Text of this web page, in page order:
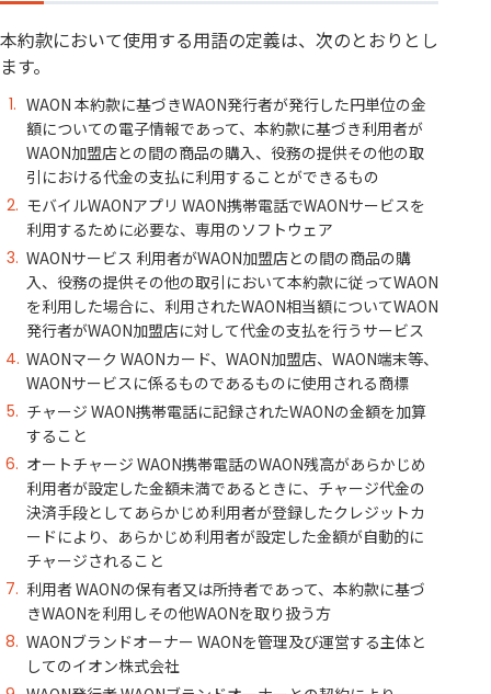
本約款において使用する用語の定義は、次のとおりとし
ます。
WAON 本約款に基づきWAON発行者が発行した円単位の金
額についての電子情報であって、本約款に基づき利用者が
WAON加盟店との間の商品の購入、役務の提供その他の取
引における代金の支払に利用することができるもの
モバイルWAONアプリ WAON携帯電話でWAONサービスを
利用するために必要な、専用のソフトウェア
WAONサービス 利用者がWAON加盟店との間の商品の購
入、役務の提供その他の取引において本約款に従ってWAON
を利用した場合に、利用されたWAON相当額についてWAON
発行者がWAON加盟店に対して代金の支払を行うサービス
WAONマーク WAONカード、WAON加盟店、WAON端末等、
WAONサービスに係るものであるものに使用される商標
チャージ WAON携帯電話に記録されたWAONの金額を加算
すること
オートチャージ WAON携帯電話のWAON残高があらかじめ
利用者が設定した金額未満であるときに、チャージ代金の
決済手段としてあらかじめ利用者が登録したクレジットカ
ードにより、あらかじめ利用者が設定した金額が自動的に
チャージされること
利用者 WAONの保有者又は所持者であって、本約款に基づ
きWAONを利用しその他WAONを取り扱う方
WAONブランドオーナー WAONを管理及び運営する主体と
してのイオン株式会社